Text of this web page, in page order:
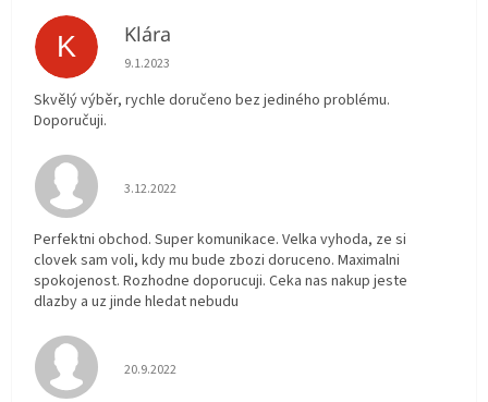
K Klára
Hodnocení obchodu je 5 z 5 hvězdiček.
9.1.2023
Skvělý výběr, rychle doručeno bez jediného problému.
Doporučuji.
Hodnocení obchodu je 5 z 5 hvězdiček.
3.12.2022
Perfektni obchod. Super komunikace. Velka vyhoda, ze si
clovek sam voli, kdy mu bude zbozi doruceno. Maximalni
spokojenost. Rozhodne doporucuji. Ceka nas nakup jeste
dlazby a uz jinde hledat nebudu
Hodnocení obchodu je 5 z 5 hvězdiček.
20.9.2022